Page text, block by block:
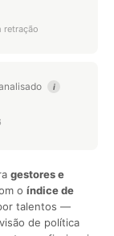
retração
i
gestores e
o índice de
talentos —
de política